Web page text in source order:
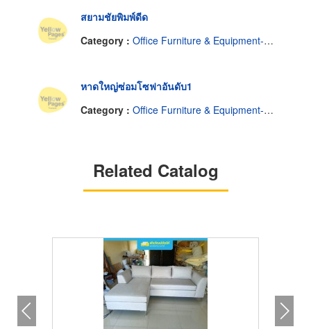
สยามชัยพิมพ์ดีด
Category : Office Furniture & Equipment-Repairing & Refinishing
หาดใหญ่ซ่อมโซฟาอันดับ1
Category : Office Furniture & Equipment-Repairing & Refinishing
Related Catalog